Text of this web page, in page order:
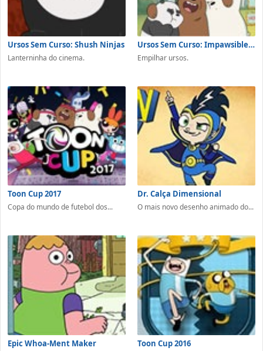
Ursos Sem Curso: Shush Ninjas
Lanterninha do cinema.
Ursos Sem Curso: Impawsible Fame
Empilhar ursos.
Toon Cup 2017
Copa do mundo de futebol dos...
Dr. Calça Dimensional
O mais novo desenho animado do...
Epic Whoa-Ment Maker Toon Cup 2016